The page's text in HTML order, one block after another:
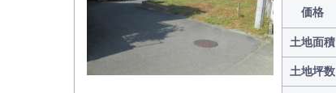
価格
土地面積
土地坪数